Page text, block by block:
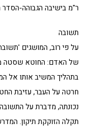
ר"מ בישיבה הגבוהה-הסדר
תשובה
על פי רוב, המושגים
של האדם: החוטא שסטה
בתהליך המשיב אותו אל
חרטה על העבר, עזיבת
נכונתה, מדברת על
תקלה הזוקקת תיקון.